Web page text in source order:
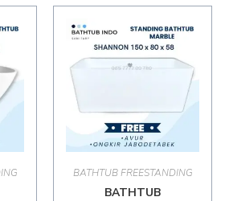
BATHTUB FREESTANDING
BATHTUB